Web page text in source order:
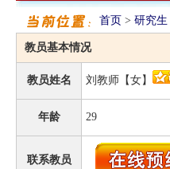
首页 > 研究生
教员基本情况
教员姓名 刘教师【女】
年龄 29
联系教员